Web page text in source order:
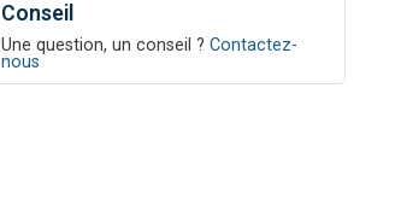
Conseil
Une question, un conseil ?Contactez-
nous